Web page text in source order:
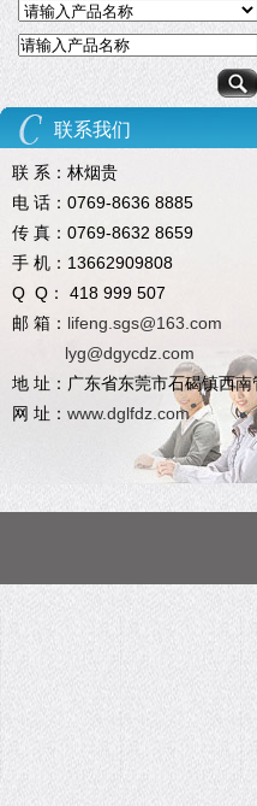
联系我们
联 系：林烟贵
电 话：0769-8636 8885
传 真：0769-8632 8659
手 机：13662909808
Q Q： 418 999 507
邮 箱： lifeng.sgs@163.com
lyg@dgycdz.com
地 址：广东省东莞市石碣镇西南
网 址： www.dglfdz.com